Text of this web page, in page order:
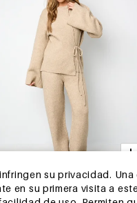
su privacidad. Una
en su primera visita a
2-5 DÍAS
coordinado Loving